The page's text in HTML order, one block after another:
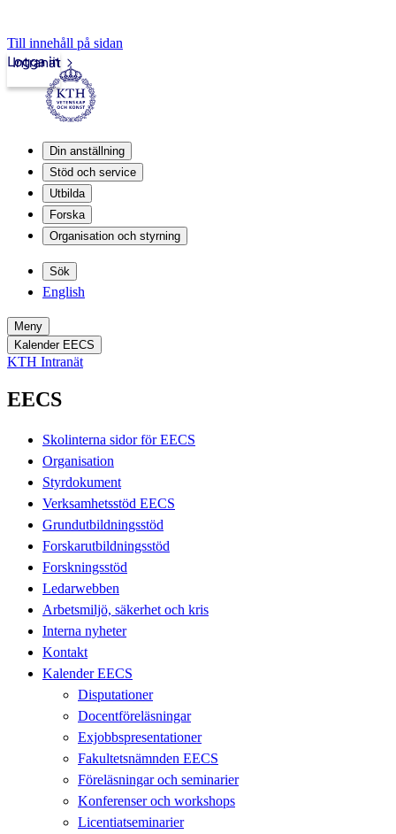
Till innehåll på sidan
Intranät
Logga in
Din anställning
Stöd och service
Utbilda
Forska
Organisation och styrning
Sök
English
Meny
Kalender EECS
KTH Intranät
EECS
Skolinterna sidor för EECS
Organisation
Styrdokument
Verksamhetsstöd EECS
Grundutbildningsstöd
Forskarutbildningsstöd
Forskningsstöd
Ledarwebben
Arbetsmiljö, säkerhet och kris
Interna nyheter
Kontakt
Kalender EECS
Disputationer
Docentföreläsningar
Exjobbspresentationer
Fakultetsnämnden EECS
Föreläsningar och seminarier
Konferenser och workshops
Licentiatseminarier